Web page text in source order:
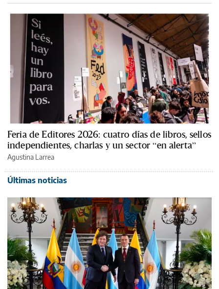
Feria de Editores 2026: cuatro días de libros, sellos
independientes, charlas y un sector “en alerta”
Agustina Larrea
Últimas noticias